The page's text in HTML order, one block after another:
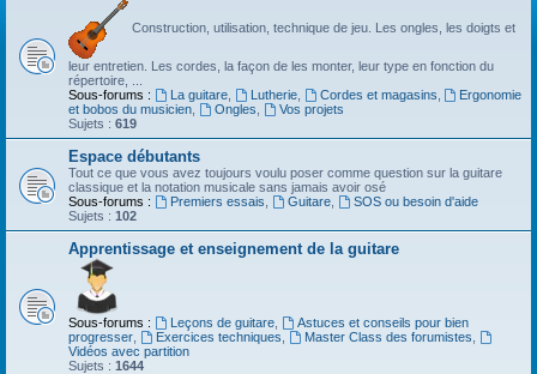
Construction, utilisation, technique de jeu. Les ongles, les doigts et
leur entretien. Les cordes, la façon de les monter, leur type en fonction du
répertoire, ...
Sous-forums :
La guitare, Lutherie, Cordes et magasins
Ergonomie
et bobos du musicien
Ongles
Vos projets
Sujets : 619
Espace débutants
Tout ce que vous avez toujours voulu poser comme question sur la guitare
classique et la notation musicale sans jamais avoir osé
Sous-forums :
Premiers essais Guitare,
SOS ou besoin d'aide
Sujets : 102
Apprentissage et enseignement de la guitare
Sous-forums : Leçons de guitare,
Astuces et conseils pour bien
progresser
Exercices techniques Master Class des forumistes
Vidéos avec partition
Sujets : 1644